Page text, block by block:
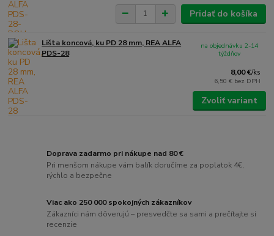
Pridať do košíka
Lišta koncová, ku PD 28 mm, REA ALFA
PDS-28
8,00 €/ks
6,50 € bez DPH
na objednávku 2-14
týždňov
Zvoliť variant
Doprava zadarmo pri nákupe nad 80 €
Pri menšom nákupe vám balík doručíme za poplatok 4€,
rýchlo a bezpečne
Viac ako 250 000 spokojných zákazníkov
Zákazníci nám dôverujú – presvedčte sa sami a prečítajte si
recenzie